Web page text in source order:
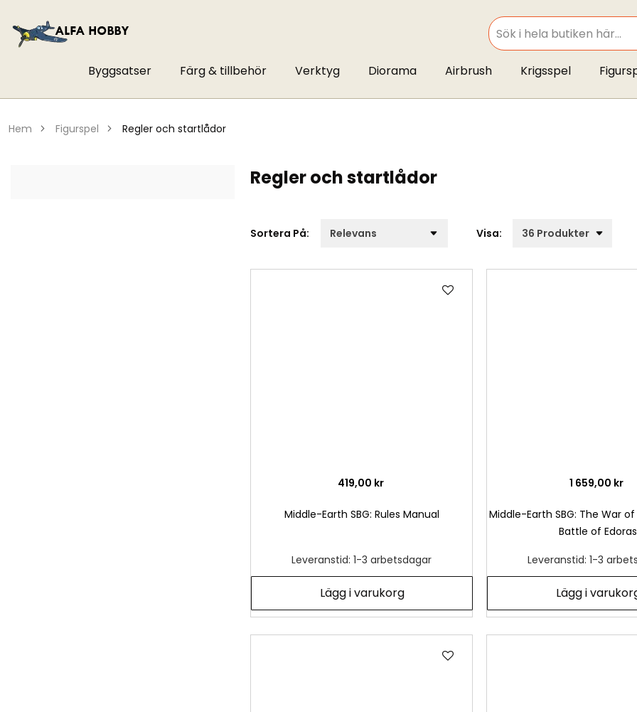
SEARCH
Byggsatser Färg & tillbehör Verktyg Diorama Airbrush Krigsspel
hem figurspel regler och startlådor
Regler och startlådor
Sortera På: Visa:
419,00 kr
Middle-Earth SBG: Rules Manual
Leveranstid: 1-3 arbetsdagar
Lägg i varukorg
1 659,00 kr
Middle-Earth SBG: The War
Battle of Edoras
Leveranstid: 1-3
Lägg i